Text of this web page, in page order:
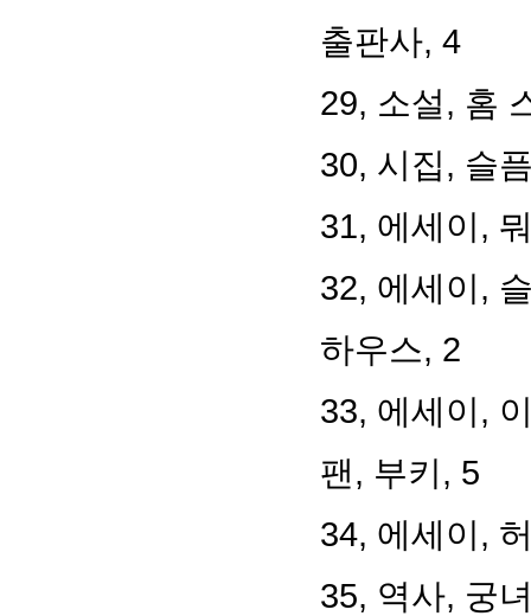
출판사, 4
29, 소설, 홈
30, 시집, 슬
31, 에세이,
32, 에세이,
하우스, 2
33, 에세이,
팬, 부키, 5
34, 에세이,
35, 역사, 궁